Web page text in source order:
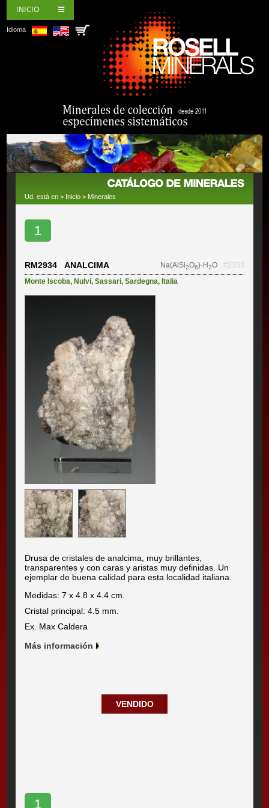
INICIO
Idioma
Ud. está en > Inicio > Minerales
1
RM2934 ANALCIMA Na(AlSi2O6)·H2O
#2333
Monte Iscoba, Nulvi,Sassari,Sardegna, Italia
Drusa de cristales de analcima, muy brillantes,
transparentes y con caras y aristas muy definidas. Un
ejemplar de buena calidad para esta localidad italiana.
Medidas: 7 x 4.8 x 4.4 cm.
Cristal principal: 4.5 mm.
Ex. Max Caldera
Más información
VENDIDO
1